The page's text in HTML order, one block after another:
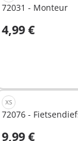
72031 - Monteur
4,99 €
In winkelwagen
XS
72076 -
9,99 €